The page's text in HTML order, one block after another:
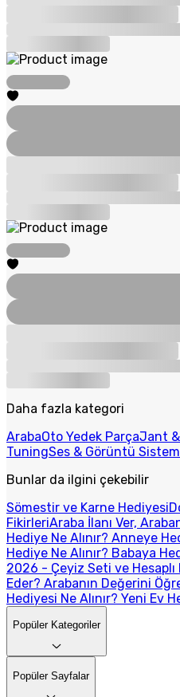
Daha fazla kategori
ArabaOto Yedek ParçaJant
TuningSes & Görüntü
Bunlar da ilgini çekebilir
Sömestir ve Karne Hediyesi
FikirleriAraba İlanı Ver,
Hediye Ne Alınır? Anneye
Hediye Ne Alınır? Babaya
2026 - Çeyiz Seti ve Hesaplı
Eder? Arabanın Değerini
Hediyesi Ne Alınır? Yeni Ev
Popüler Kategoriler
Popüler Sayfalar